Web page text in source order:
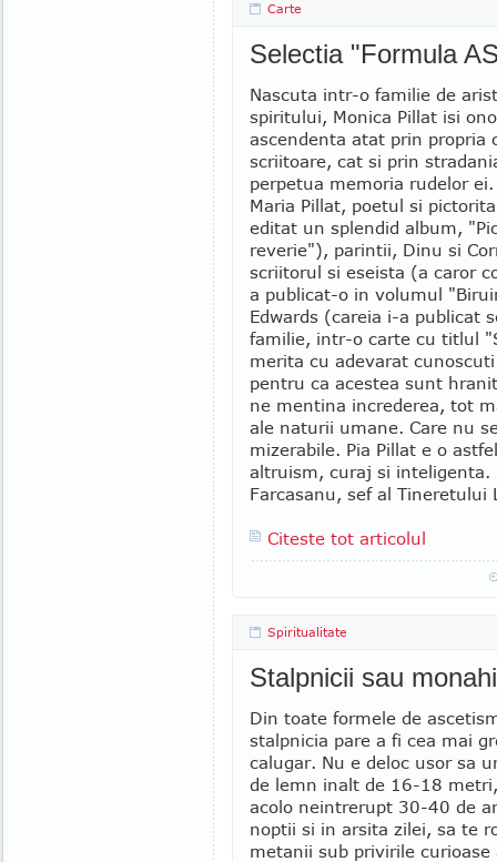
Carte
Selectia "Formula
Nascuta intr-o familie de
spiritului, Monica Pillat isi
ascendenta atat prin propria
scriitoare, cat si prin
perpetua memoria rudelor
Maria Pillat, poetul si
editat un splendid album,
reverie"), parintii, Dinu si
scriitorul si eseista (a caror
a publicat-o in volumul
Edwards (careia i-a publicat
familie, intr-o carte cu titlul
merita cu adevarat
pentru ca acestea sunt
ne mentina increderea, tot
ale naturii umane. Care nu
mizerabile. Pia Pillat e o
altruism, curaj si inteligenta.
Farcasanu, sef al Tineretului
Citeste tot articolul
Spiritualitate
Stalpnicii sau
Din toate formele de
stalpnicia pare a fi cea mai
calugar. Nu e deloc usor sa
de lemn inalt de 16-18
acolo neintrerupt 30-40 de
noptii si in arsita zilei, sa te
metanii sub privirile curioase